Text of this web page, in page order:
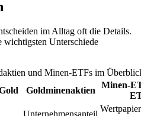
im Alltag oft die Details.
Unterschiede
und Minen-ETFs im
Goldminenaktien
Minen-